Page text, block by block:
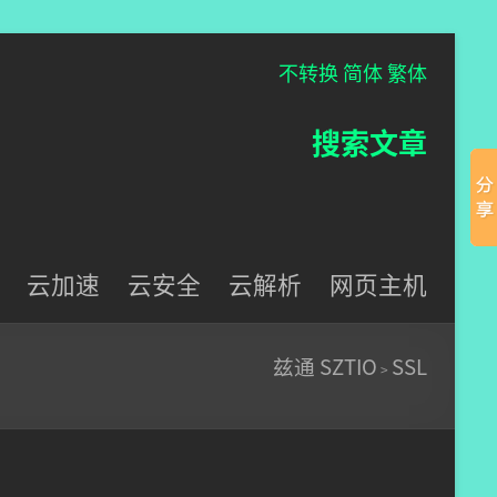
不转换 简体繁体
搜索文章
云加速 云安全 云解析 网页主机
兹通 SZTIO > SSL